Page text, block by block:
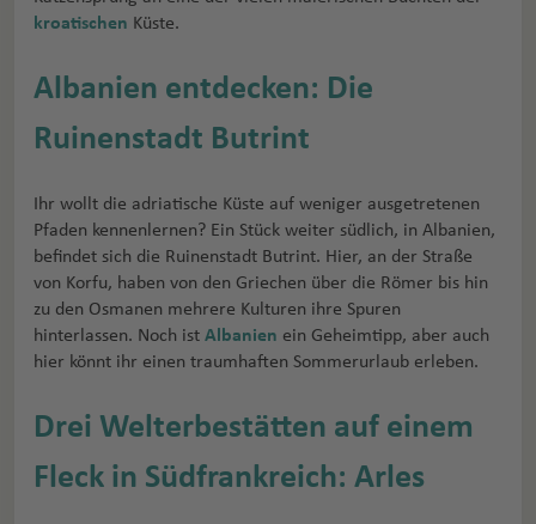
kroatischen Küste.
Albanien entdecken: Die
Ruinenstadt Butrint
Ihr wollt die adriatische Küste auf weniger ausgetretenen
Pfaden kennenlernen? Ein Stück weiter südlich, in Albanien,
befindet sich die Ruinenstadt Butrint. Hier, an der Straße
von Korfu, haben von den Griechen über die Römer bis hin
zu den Osmanen mehrere Kulturen ihre Spuren
hinterlassen. Noch ist Albanien ein Geheimtipp, aber auch
hier könnt ihr einen traumhaften Sommerurlaub erleben.
Drei Welterbestätten auf einem
Fleck in Südfrankreich: Arles